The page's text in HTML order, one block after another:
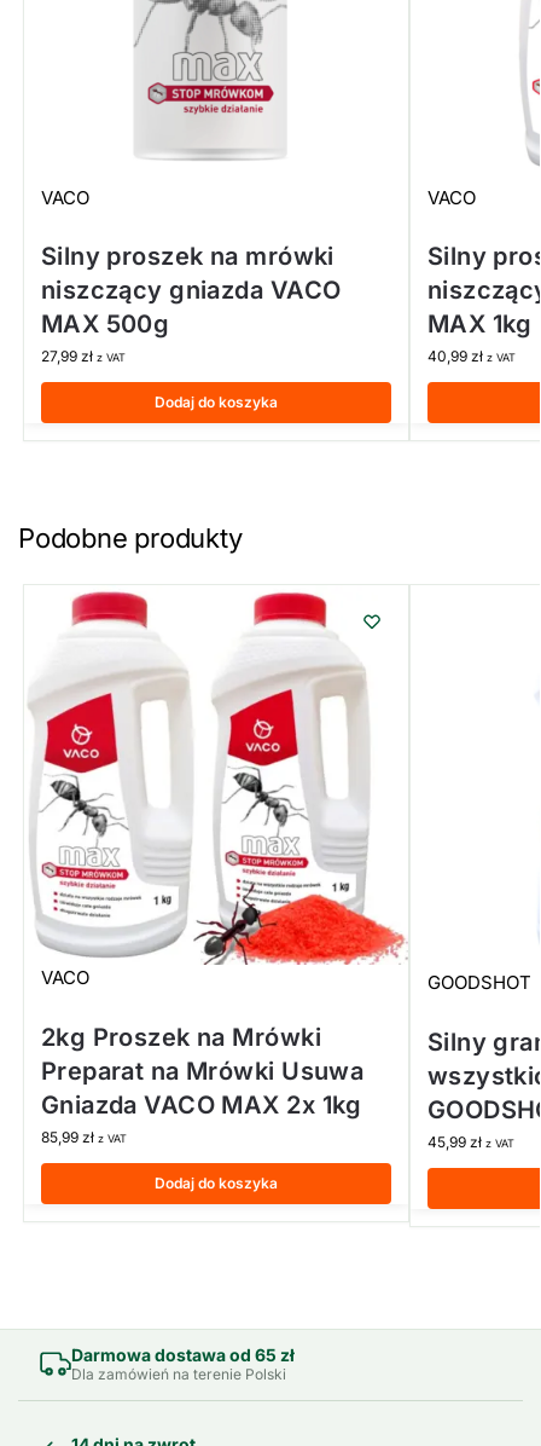
VACO
Silny proszek na mrówki
niszczący gniazda VACO
MAX 500g
27,99 zł z VAT
Dodaj do koszyka
VACO
Silny
MAX 1kg
40,99 zł z VAT
Podobne produkty
VACO
2kg Proszek na Mrówki
Preparat na Mrówki Usuwa
Gniazda VACO MAX 2x 1kg
85,99 zł z VAT
Dodaj do koszyka
GOODSHOT
Silny
45,99 zł z VAT
Darmowa dostawa od 65 zł
Dla zamówień na terenie Polski